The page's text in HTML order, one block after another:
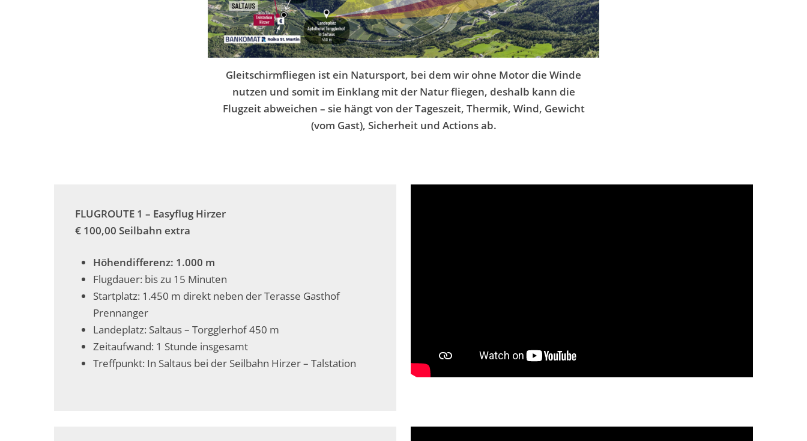
Gleitschirmfliegen ist ein Natursport, bei dem wir ohne Motor die Winde
nutzen und somit im Einklang mit der Natur fliegen, deshalb kann die
Flugzeit abweichen – sie hängt von der Tageszeit, Thermik, Wind, Gewicht
(vom Gast), Sicherheit und Actions ab.
FLUGROUTE 1 – Easyflug Hirzer
€ 100,00 Seilbahn extra
Höhendifferenz: 1.000 m
Flugdauer: bis zu 15 Minuten
Startplatz: 1.450 m direkt neben der Terasse Gasthof
Prennanger
Landeplatz: Saltaus – Torgglerhof 450 m
Zeitaufwand: 1 Stunde insgesamt
Treffpunkt: In Saltaus bei der Seilbahn Hirzer – Talstation